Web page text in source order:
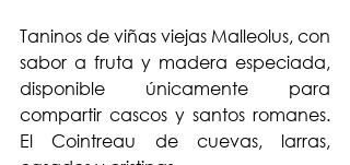
Taninos de viñas viejas Malleolus, con
sabor a fruta y madera especiada,
disponible únicamente para
compartir cascos y santos romanes.
El Cointreau de cuevas, larras,